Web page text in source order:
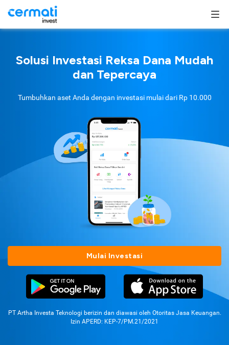
Solusi Investasi Reksa Dana Mudah
dan Tepercaya
Tumbuhkan aset Anda dengan investasi mulai dari Rp 10.000
Mulai Investasi
PT Artha Investa Teknologi berizin dan diawasi oleh Otoritas Jasa Keuangan.
Izin APERD: KEP-7/PM.21/2021